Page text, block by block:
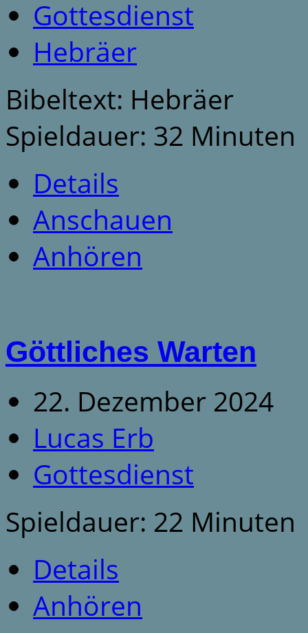
Gottesdienst
Hebräer
Bibeltext: Hebräer
Spieldauer: 32 Minuten
Details
Anschauen
Anhören
Göttliches Warten
22. Dezember 2024
Lucas Erb
Gottesdienst
Spieldauer: 22 Minuten
Details
Anhören